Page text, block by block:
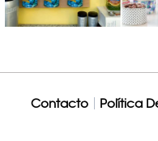
Contacto Política